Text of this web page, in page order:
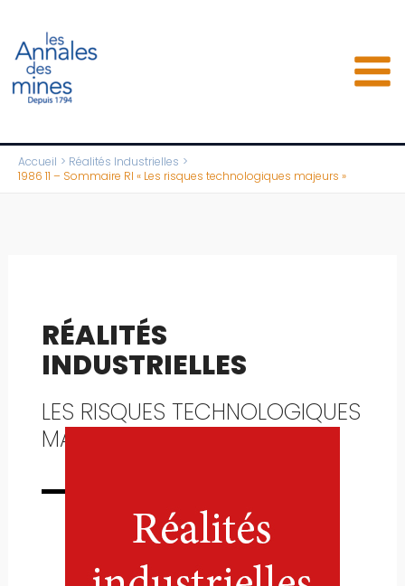
contenu
Accueil
Réalités Industrielles
1986 11 – Sommaire RI « Les risques technologiques majeurs »
RÉALITÉS
INDUSTRIELLES
LES RISQUES TECHNOLOGIQUES
MAJEURS